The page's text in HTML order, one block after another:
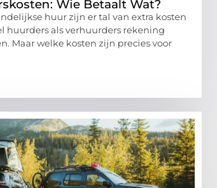
Wie Betaalt Wat?
huur zijn er tal van extra kosten
huurders als verhuurders rekening
Maar welke kosten zijn precies voor